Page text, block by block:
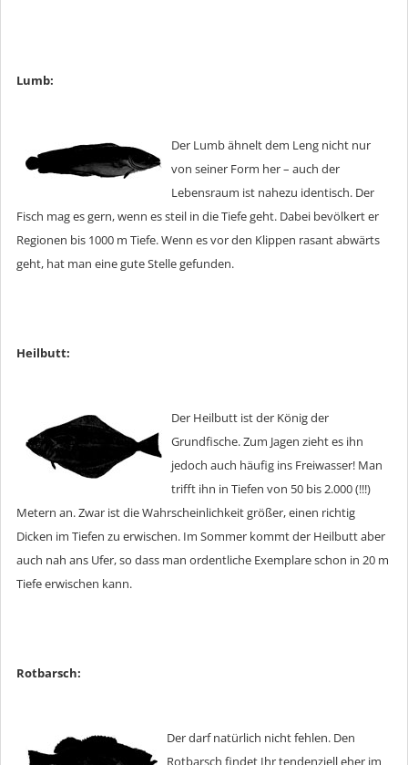
Lumb:
Der Lumb ähnelt dem Leng nicht nur
von seiner Form her – auch der
Lebensraum ist nahezu identisch. Der
Fisch mag es gern, wenn es steil in die Tiefe geht. Dabei bevölkert er
Regionen bis 1000 m Tiefe. Wenn es vor den Klippen rasant abwärts
geht, hat man eine gute Stelle gefunden.
Heilbutt:
Der Heilbutt ist der König der
Grundfische. Zum Jagen zieht es ihn
jedoch auch häufig ins Freiwasser! Man
trifft ihn in Tiefen von 50 bis 2.000 (!!!)
Metern an. Zwar ist die Wahrscheinlichkeit größer, einen richtig
Dicken im Tiefen zu erwischen. Im Sommer kommt der Heilbutt aber
auch nah ans Ufer, so dass man ordentliche Exemplare schon in 20 m
Tiefe erwischen kann.
Rotbarsch:
Der darf natürlich nicht fehlen. Den
Rotbarsch findet Ihr tendenziell eher im